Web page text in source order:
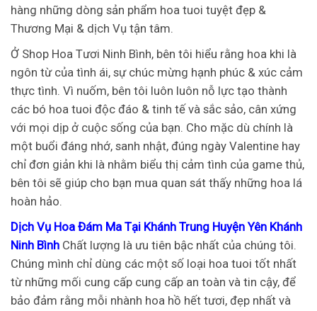
hàng những dòng sản phẩm hoa tuoi tuyệt đẹp &
Thương Mại & dịch Vụ tận tâm.
Ở Shop Hoa Tươi Ninh Bình, bên tôi hiểu rằng hoa khi là
ngôn từ của tình ái, sự chúc mừng hạnh phúc & xúc cảm
thực tình. Vì nuốm, bên tôi luôn luôn nỗ lực tạo thành
các bó hoa tuoi độc đáo & tinh tế và sắc sảo, cân xứng
với mọi dịp ở cuộc sống của bạn. Cho mặc dù chính là
một buổi đáng nhớ, sanh nhật, đúng ngày Valentine hay
chỉ đơn giản khi là nhằm biểu thị cảm tình của game thủ,
bên tôi sẽ giúp cho bạn mua quan sát thấy những hoa lá
hoàn hảo.
Dịch Vụ Hoa Đám Ma Tại Khánh Trung Huyện Yên Khánh
Ninh Bình Chất lượng là ưu tiên bậc nhất của chúng tôi.
Chúng mình chỉ dùng các một số loại hoa tuoi tốt nhất
từ những mối cung cấp cung cấp an toàn và tin cậy, để
bảo đảm rằng mỗi nhành hoa hồ hết tươi, đẹp nhất và